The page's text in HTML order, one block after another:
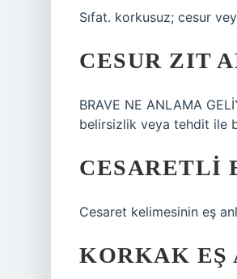
Sıfat. korkusuz; cesur
CESUR ZIT
BRAVE NE ANLAMA
belirsizlik veya tehdit ile
CESARETLI
Cesaret kelimesinin eş
KORKAK